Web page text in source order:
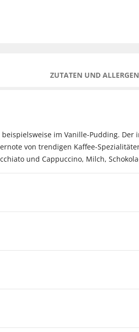
ZUTATEN UND
im Vanille-Pudding. Der
von trendigen Kaffee-
und Cappuccino, Milch,